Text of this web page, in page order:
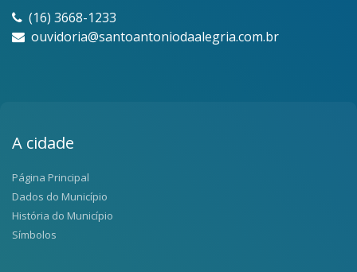
(16) 3668-1233
ouvidoria@santoantoniodaalegria.com.br
A cidade
Página Principal
Dados do Município
História do Município
Símbolos